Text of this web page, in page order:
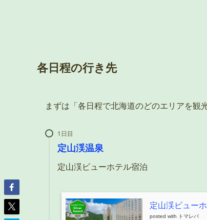
各日程の行き先
まずは「各日程で北海道のどのエリアを観
1日目
定山渓温泉
定山渓ビューホテル宿泊
定山渓ビュー
posted with トマレバ